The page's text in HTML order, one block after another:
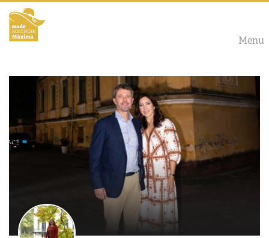
Menu